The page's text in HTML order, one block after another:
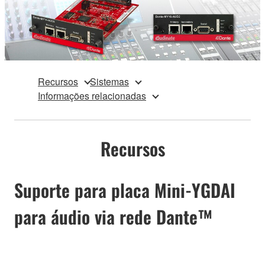
Recursos
Sistemas
Informações relacionadas
Recursos
Suporte para placa Mini-YGDAI
para áudio via rede Dante™